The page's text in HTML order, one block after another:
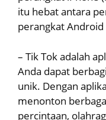
itu hebat antara
perangkat
– Tik Tok adalah
Anda dapat
unik. Dengan
menonton
percintaan,